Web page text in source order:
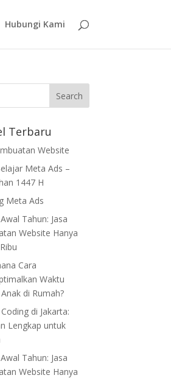
Hubungi Kami
Terbaru
Website
Meta Ads –
1447 H
Meta Ads
Tahun: Jasa
Website Hanya
Cara
Waktu
di Rumah?
di Jakarta:
Lengkap untuk
Tahun: Jasa
Website Hanya